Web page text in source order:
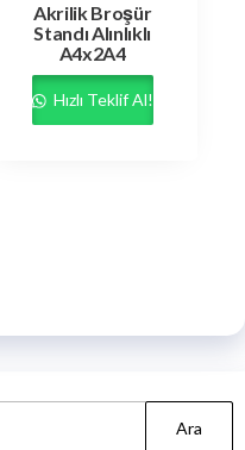
Akrilik Broşür
Standı Alınlıklı
A4x2A4
Hızlı Teklif Al!